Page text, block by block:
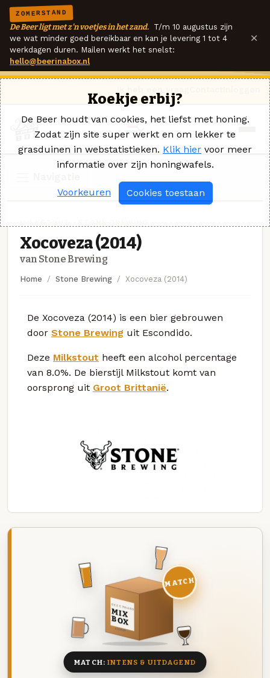
ZOMERSTAND
De Beer ligt met z'n voetjes in het zand. T/m 10 augustus zijn
we wat minder goed bereikbaar en kan je levering 1 tot 4
werkdagen duren. Mailen werkt het snelst:
hello@beerinabox.nl
×
Xocoveza (2014)
van Stone Brewing
Home Stone Brewing Xocoveza (2014)
De Xocoveza (2014) is een bier gebrouwen
door Stone Brewing uit Escondido.
Deze Milkstout heeft een alcohol percentage
van 8.0%. De bierstijl Milkstout komt van
oorsprong uit Groot Brittanië.
DEZE MAAND
MIX
BOX
8 BIEREN
MATCH
MATCH:INTENS & UITDAGEND
Koekje erbij?
De Beer houdt van cookies, het liefst met honing.
Zodat zijn site super werkt en om lekker te
grasduinen in webstatistieken. Klik hier voor meer
informatie over zijn honingwafels.
Voorkeuren Cookies toestaan